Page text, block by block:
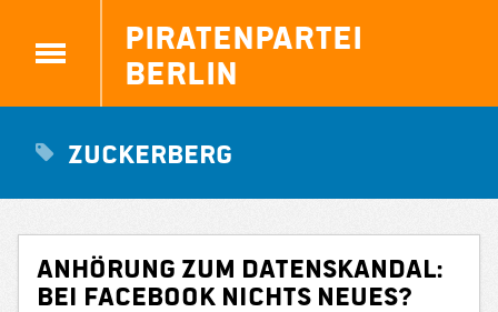
Piratenpartei
Berlin
Zuckerberg
Anhörung zum Datenskandal:
Bei Facebook nichts Neues?